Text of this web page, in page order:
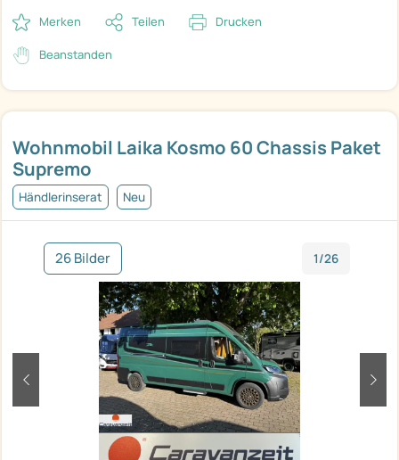
Wohnmobil Laika Kosmo 60 Chassis Paket
Supremo
Händlerinserat Neu
26 Bilder 1/26
zurück
Merken Teilen Drucken
Beanstanden